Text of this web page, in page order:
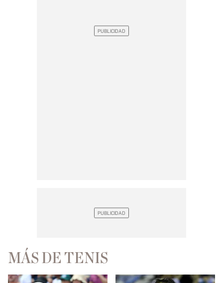
MÁS DE TENIS